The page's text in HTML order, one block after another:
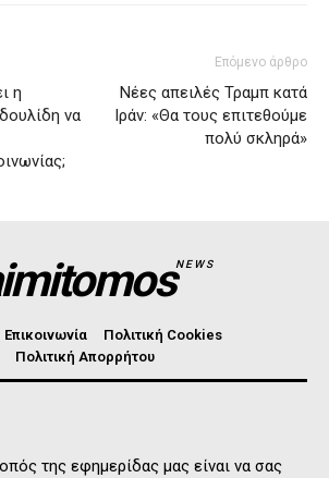
η
να
Επόμενο άρθρο
Νέες απειλές Τραμπ κατά
Ιράν: «Θα τους επιτεθούμε
πολύ σκληρά»
NEWS
Επικοινωνία
Πολιτική Cookies
Πολιτική Απορρήτου
της εφημερίδας μας είναι να σας